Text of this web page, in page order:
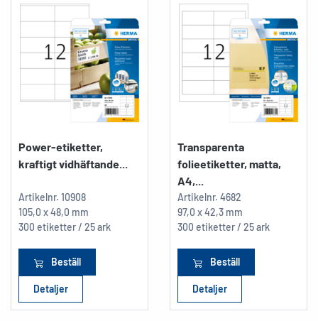
Power-etiketter,
kraftigt vidhäftande...
Artikelnr. 10908
105,0 x 48,0 mm
300 etiketter / 25 ark
Beställ
Detaljer
Transparenta
folieetiketter, matta,
A4,...
Artikelnr. 4682
97,0 x 42,3 mm
300 etiketter / 25 ark
Beställ
Detaljer